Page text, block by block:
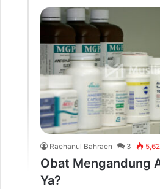
Raehanul Bahraen 3
Obat Mengandung
Ya?